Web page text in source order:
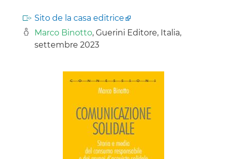
Sito de la casa editrice
Marco Binotto, Guerini Editore, Italia,
settembre 2023